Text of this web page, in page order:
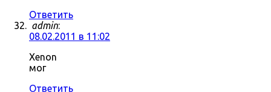
Ответить
admin:
08.02.2011 в 11:02
Xenon
мог
Ответить